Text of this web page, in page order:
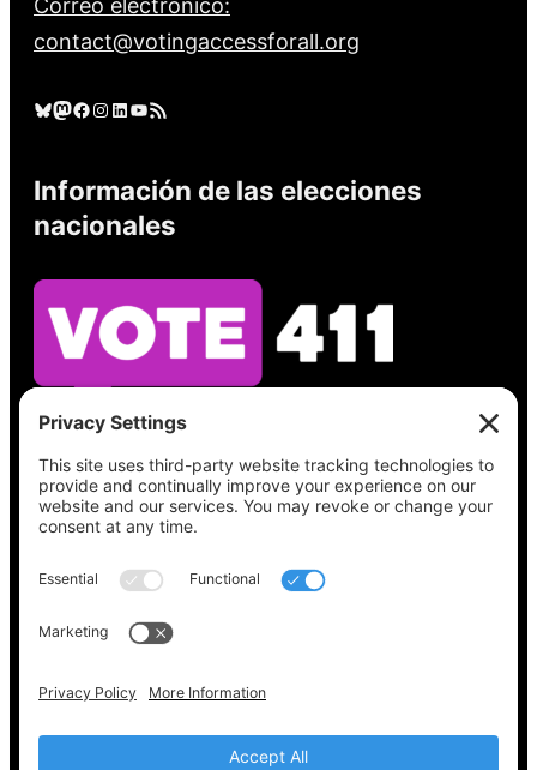
contact@votingaccessforall.org
Cielo azul Mastodonte Facebook Instagram LinkedIn YouTube Feed RSS
Información de las elecciones
nacionales
Vea lo que hay en su boleta, encuentre su
lugar de votación, verifique el estado de su
registro y obtenga toda la información
electoral que necesita enVote411.org.
Por favor no utilice:
Derechos de autor © 2022-2024 Coalición de